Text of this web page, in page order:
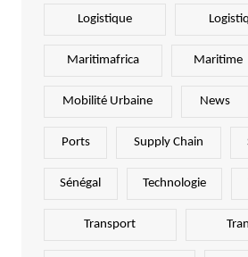
Logistique
Maritimafrica Maritime
Mobilité Urbaine News
Ports Supply Chain
Sénégal Technologie
Transport